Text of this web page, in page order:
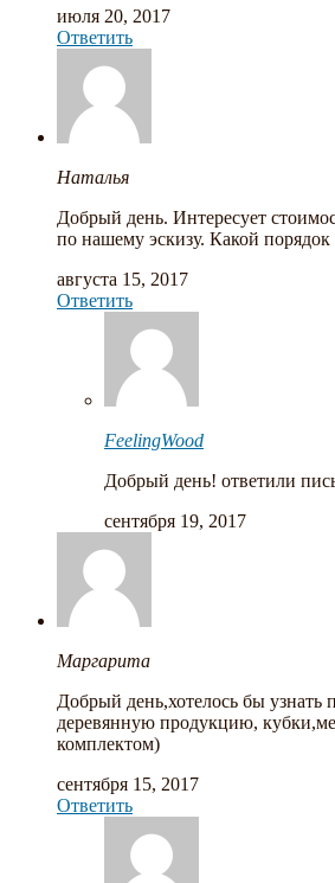
июля 20, 2017
Ответить
Наталья
Добрый день. Интересует
по нашему эскизу. Какой порядок
августа 15, 2017
Ответить
FeelingWood
Добрый день! ответили
сентября 19, 2017
Маргарита
Добрый день,хотелось бы узнать
деревянную продукцию,
комплектом)
сентября 15, 2017
Ответить